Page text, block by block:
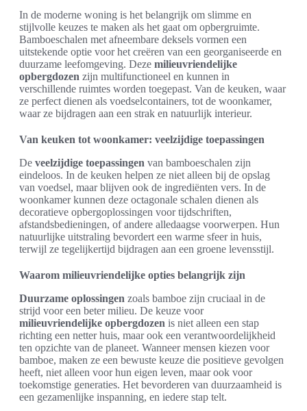
In de moderne woning is het belangrijk om slimme en
stijlvolle keuzes te maken als het gaat om opbergruimte.
Bamboeschalen met afneembare deksels vormen een
uitstekende optie voor het creëren van een georganiseerde en
duurzame leefomgeving. Deze milieuvriendelijke
opbergdozen zijn multifunctioneel en kunnen in
verschillende ruimtes worden toegepast. Van de keuken, waar
ze perfect dienen als voedselcontainers, tot de woonkamer,
waar ze bijdragen aan een strak en natuurlijk interieur.
Van keuken tot woonkamer: veelzijdige toepassingen
De veelzijdige toepassingen van bamboeschalen zijn
eindeloos. In de keuken helpen ze niet alleen bij de opslag
van voedsel, maar blijven ook de ingrediënten vers. In de
woonkamer kunnen deze octagonale schalen dienen als
decoratieve opbergoplossingen voor tijdschriften,
afstandsbedieningen, of andere alledaagse voorwerpen. Hun
natuurlijke uitstraling bevordert een warme sfeer in huis,
terwijl ze tegelijkertijd bijdragen aan een groene levensstijl.
Waarom milieuvriendelijke opties belangrijk zijn
Duurzame oplossingen zoals bamboe zijn cruciaal in de
strijd voor een beter milieu. De keuze voor
milieuvriendelijke opbergdozen is niet alleen een stap
richting een netter huis, maar ook een verantwoordelijkheid
ten opzichte van de planeet. Wanneer mensen kiezen voor
bamboe, maken ze een bewuste keuze die positieve gevolgen
heeft, niet alleen voor hun eigen leven, maar ook voor
toekomstige generaties. Het bevorderen van duurzaamheid is
een gezamenlijke inspanning, en iedere stap telt.